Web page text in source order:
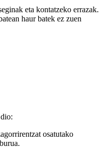
eta kontatzeko errazak.
haur batek ez zuen
osatutako